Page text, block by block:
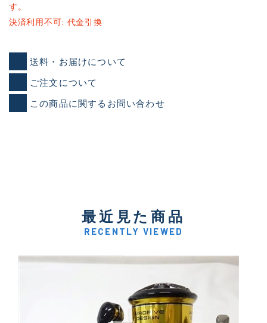
す。
決済利用不可: 代金引換
送料・お届けについて
ご注文について
この商品に関するお問い合わせ
最近見た商品
RECENTLY VIEWED